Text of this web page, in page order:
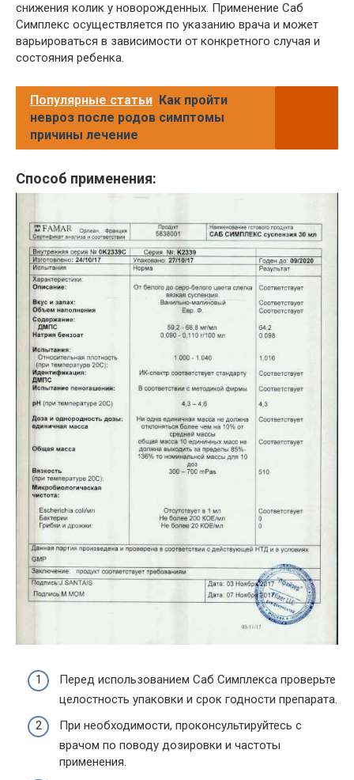
снижения колик у новорожденных. Применение Саб
Симплекс осуществляется по указанию врача и может
варьироваться в зависимости от конкретного случая и
состояния ребенка.
Популярные статьи Как пройти
невроз после родов симптомы
причины лечение
Способ применения:
Перед использованием Саб Симплекса проверьте
целостность упаковки и срок годности препарата.
При необходимости, проконсультируйтесь с
врачом по поводу дозировки и частоты
применения.